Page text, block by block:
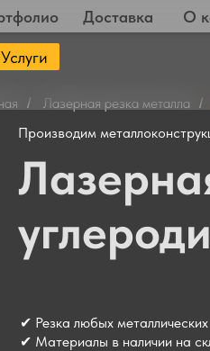
Доставка О
Услуги
/ Лазерная резка металла /
Производим
✔ Резка любых металлических
✔ Материалы в наличии на